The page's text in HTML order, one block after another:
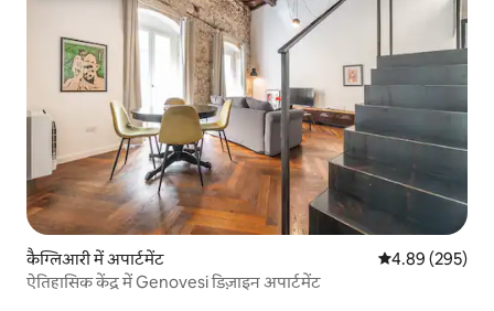
कैग्लिआरी में अपार्टमेंट औसत रेटिंग 5 में से
4.89 (295)
ऐतिहासिक केंद्र में Genovesi डिज़ाइन अपार्टमेंट